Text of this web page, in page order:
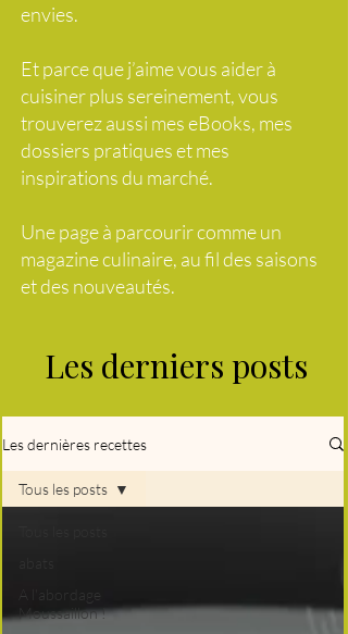
envies.
Et parce que j’aime vous aider à
cuisiner plus sereinement, vous
trouverez aussi mes eBooks, mes
dossiers pratiques et mes
inspirations du marché.
Une page à parcourir comme un
magazine culinaire, au fil des saisons
et des nouveautés.
Les derniers posts
Les dernières recettes
A l'abordage
Moussaillon !
Tous les posts